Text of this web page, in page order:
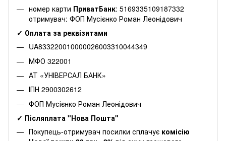
номер карти ПриватБанк: 5169335109187332
отримувач: ФОП Мусієнко Роман Леонідович
✓ Оплата за реквізитами
UA833220010000026003310044349
МФО 322001
АТ «УНІВЕРСАЛ БАНК»
ІПН 2900302612
ФОП Мусієнко Роман Леонідович
✓ Післяплата "Нова Пошта"
Покупець-отримувач посилки сплачує комісію